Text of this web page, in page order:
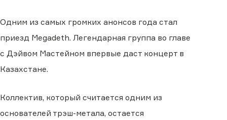
Одним из самых громких анонсов года стал
приезд Megadeth. Легендарная группа во главе
с Дэйвом Мастейном впервые даст концерт в
Казахстане.
Коллектив, который считается одним из
основателей трэш-метала, остается